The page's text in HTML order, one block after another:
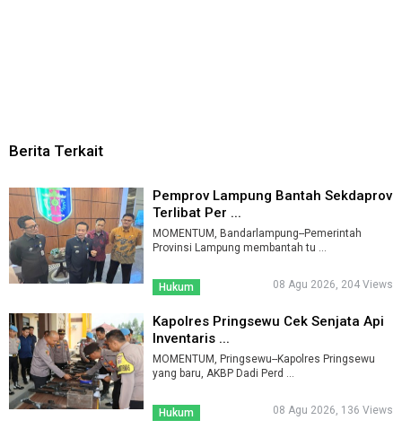
Berita Terkait
Pemprov Lampung Bantah Sekdaprov
Terlibat Per ...
MOMENTUM, Bandarlampung--Pemerintah
Provinsi Lampung membantah tu ...
Hukum 08 Agu 2026, 204 Views
Kapolres Pringsewu Cek Senjata Api
Inventaris ...
MOMENTUM, Pringsewu--Kapolres Pringsewu
yang baru, AKBP Dadi Perd ...
Hukum 08 Agu 2026, 136 Views